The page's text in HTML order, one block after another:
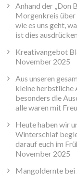
Anhand der „Don
Morgenkreis über
wie es uns geht,
ist dies
Kreativangebot
November 2025
Aus unseren
kleine herbstliche
besonders die
alle waren mit
Heute haben wir
Winterschlaf
darauf euch im
November 2025
Mangoldernte bei